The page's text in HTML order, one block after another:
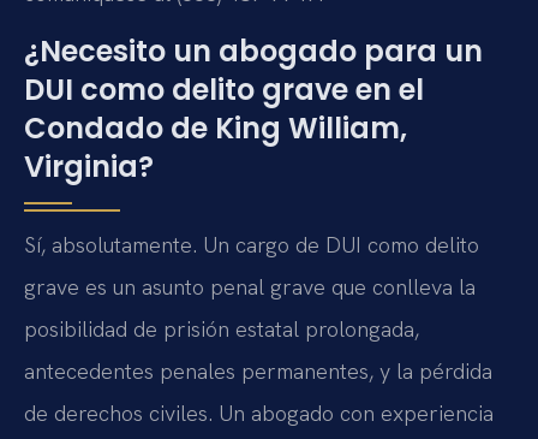
¿Necesito un abogado para un
DUI como delito grave en el
Condado de King William,
Virginia?
Sí, absolutamente. Un cargo de DUI como delito
grave es un asunto penal grave que conlleva la
posibilidad de prisión estatal prolongada,
antecedentes penales permanentes, y la pérdida
de derechos civiles. Un abogado con experiencia